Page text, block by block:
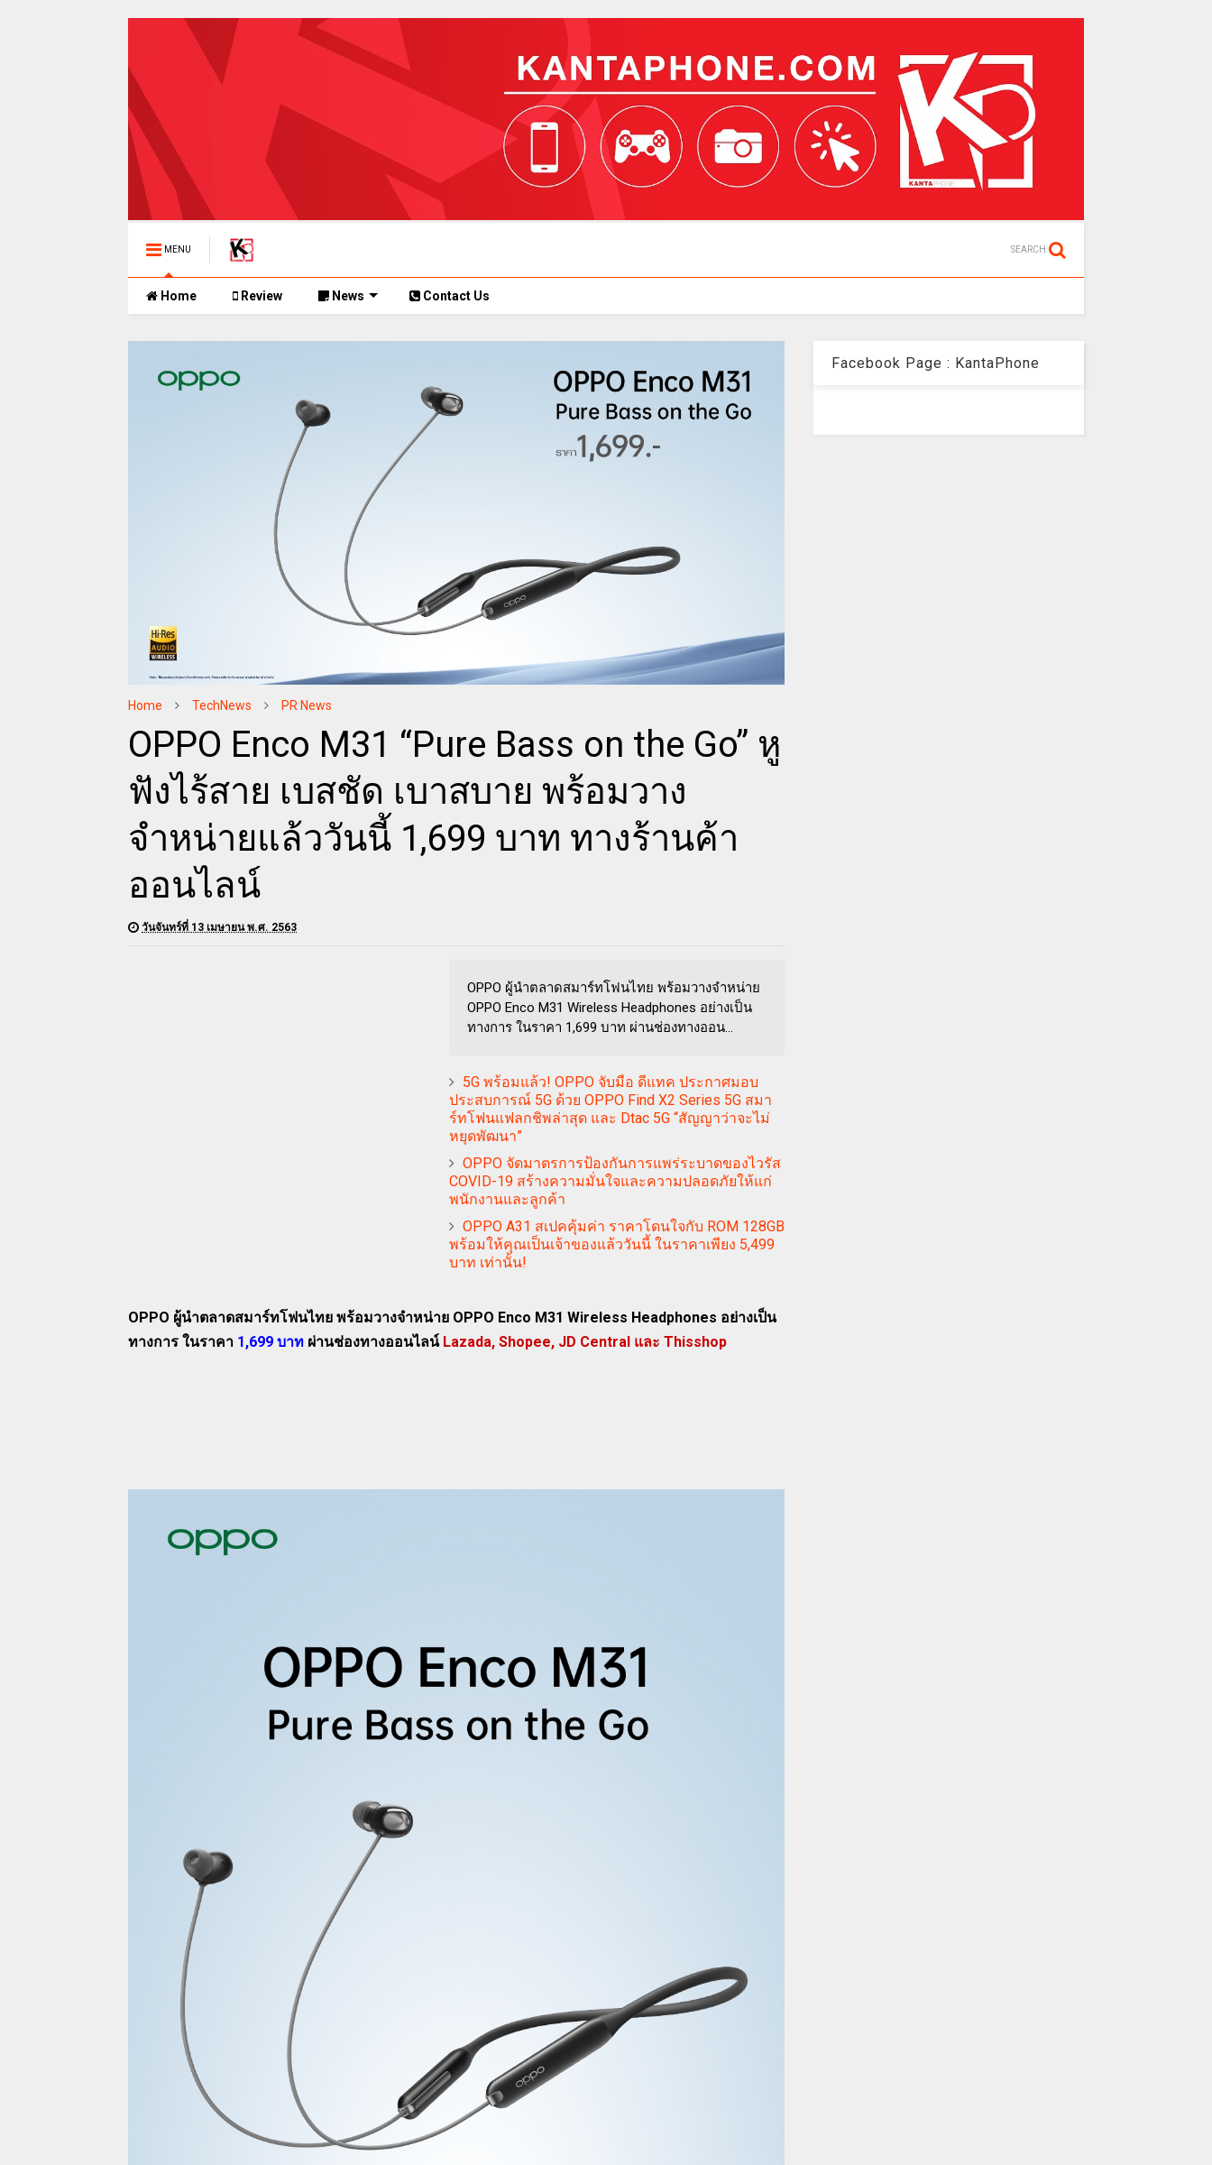
MENU SEARCH
Home Review News Contact Us
Home TechNews PR News
OPPO Enco M31 “Pure Bass on the Go” หู
ฟังไร้สาย เบสชัด เบาสบาย พร้อมวาง
จำหน่ายแล้ววันนี้ 1,699 บาท ทางร้านค้า
ออนไลน์
วันจันทร์ที่ 13 เมษายน พ.ศ. 2563
OPPO ผู้นำตลาดสมาร์ทโฟนไทย พร้อมวางจำหน่าย
OPPO Enco M31 Wireless Headphones อย่างเป็น
ทางการ ในราคา 1,699 บาท ผ่านช่องทางออน...
5G พร้อมแล้ว! OPPO จับมือ ดีแทค ประกาศมอบ
ประสบการณ์ 5G ด้วย OPPO Find X2 Series 5G สมา
ร์ทโฟนแฟลกชิพล่าสุด และ Dtac 5G “สัญญาว่าจะไม่
หยุดพัฒนา”
OPPO จัดมาตรการป้องกันการแพร่ระบาดของไวรัส
COVID-19 สร้างความมั่นใจและความปลอดภัยให้แก่
พนักงานและลูกค้า
OPPO A31 สเปคคุ้มค่า ราคาโดนใจกับ ROM 128GB
พร้อมให้คุณเป็นเจ้าของแล้ววันนี้ ในราคาเพียง 5,499
บาท เท่านั้น!
OPPO ผู้นำตลาดสมาร์ทโฟนไทย พร้อมวางจำหน่าย OPPO Enco M31 Wireless Headphones อย่างเป็น
ทางการ ในราคา 1,699 บาท ผ่านช่องทางออนไลน์ Lazada, Shopee, JD Central และ Thisshop
Facebook Page : KantaPhone